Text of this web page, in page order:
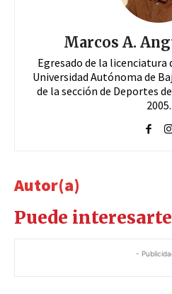
Marcos A.
Egresado de la licenciatura
Universidad Autónoma de
de la sección de Deportes
2005.
Autor(a)
Puede interesarte
-